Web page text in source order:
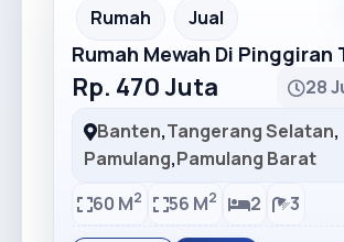
Recommended
Rumah Jual
Rumah Mewah Di Pinggiran
Rp. 470 Juta
28
Banten,Tangerang Selatan,
Pamulang,Pamulang Barat
60 M2 56 M2 2 3